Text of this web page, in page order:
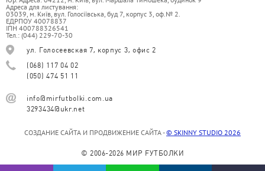
© 2006-2026 МИР FУТБОЛКИ
Адреса для листування:
03039, м. Київ, вул. Голосіївська, буд 7, корпус 3, оф.№ 2.
ЕДРПОУ 40078837
ІПН 400788326541
Тел.: (044) 229-70-30
ул. Голосеевская 7, корпус 3, офис 2
(068) 117 04 02
(050) 474 51 11
info@mirfutbolki.com.ua
3293434@ukr.net
СОЗДАНИЕ САЙТА И ПРОДВИЖЕНИЕ САЙТА -© SKINNY STUDIO 2026